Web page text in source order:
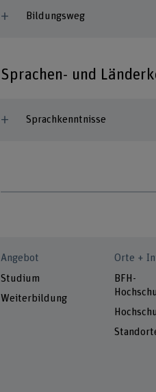
Bildungsweg
Sprachen- und
Sprachkenntnisse
Angebot
Studium
Weiterbildung
Orte +
BFH-